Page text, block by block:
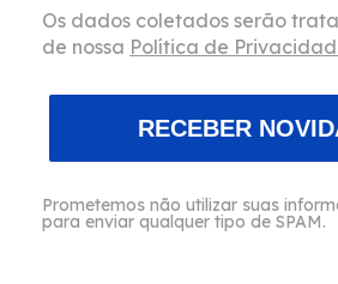
Os dados coletados serão
de nossa Política de
RECEBER
Prometemos não utilizar suas
para enviar qualquer tipo de SPAM.